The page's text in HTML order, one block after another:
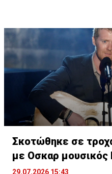
Σκοτώθηκε σε
με Οσκαρ μουσικός
29.07.2026 15:43